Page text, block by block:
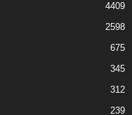
4409
2598
675
345
312
239